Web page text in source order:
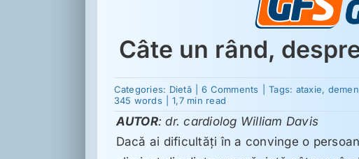
Câte un rând,
Categories: Dietă 6 Comments on
rând,
grâu
Tags: ataxie,
345 words
1,7 min read
AUTOR: dr. cardiolog William Davis
Dacă ai dificultăţi în a convinge o